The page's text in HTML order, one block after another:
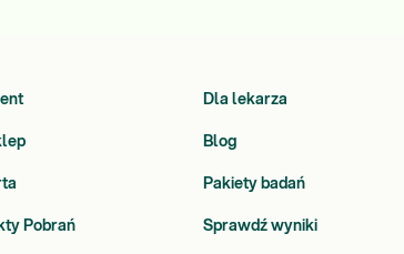
Dla lekarza
Blog
Pakiety badań
Pobrań Sprawdź wyniki